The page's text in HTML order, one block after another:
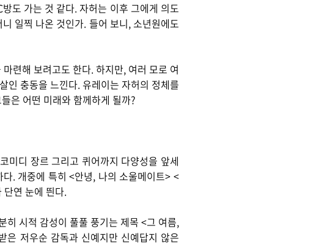
도 가는 것 같다. 자허는 이후 그에게 의도
일찍 나온 것인가. 들어 보니, 소년원에도
련해 보려고도 한다. 하지만, 여러 모로 여
인 충동을 느낀다. 유레이는 자허의 정체를
은 어떤 미래와 함께하게 될까?
미디 장르 그리고 퀴어까지 다양성을 앞세
. 개중에 특히 <안녕, 나의 소울메이트> <
연 눈에 띈다.
히 시적 감성이 풀풀 풍기는 제목 <그 여름,
은 저우순 감독과 신예지만 신예답지 않은